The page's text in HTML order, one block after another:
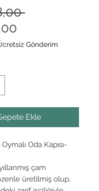
Normal
Fiyat
Gönderim
Ekle
Oda Kapısı-
çam
üretilmiş olup,